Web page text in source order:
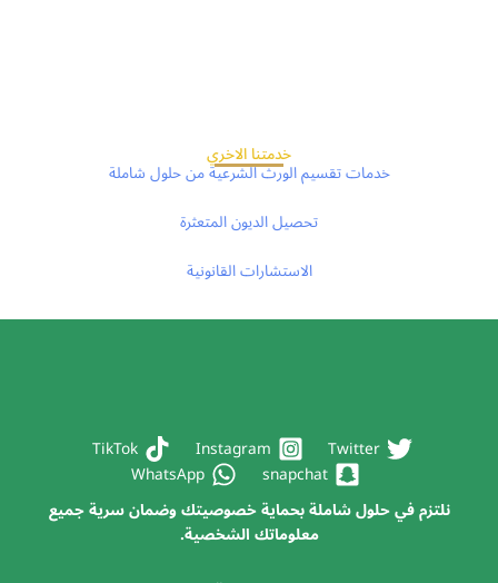
خدمتنا الاخري
خدمات تقسيم الورث الشرعية من حلول شاملة
تحصيل الديون المتعثرة
الاستشارات القانونية
Twitter
Instagram
TikTok
snapchat
WhatsApp
نلتزم في حلول شاملة بحماية خصوصيتك وضمان سرية جميع
معلوماتك الشخصية.